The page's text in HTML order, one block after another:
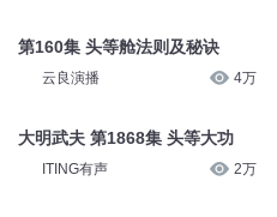
第160集 头等舱法则及秘诀
云良演播 4万
大明武夫 第1868集 头等大功
ITING有声 2万